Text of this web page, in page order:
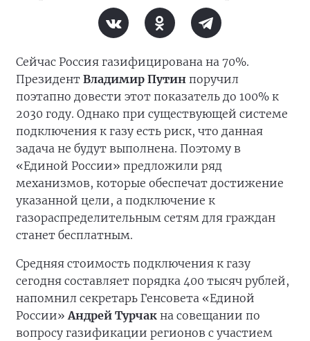
Сейчас Россия газифицирована на 70%.
Президент Владимир Путин поручил
поэтапно довести этот показатель до 100% к
2030 году. Однако при существующей системе
подключения к газу есть риск, что данная
задача не будут выполнена. Поэтому в
«Единой России» предложили ряд
механизмов, которые обеспечат достижение
указанной цели, а подключение к
газораспределительным сетям для граждан
станет бесплатным.
Средняя стоимость подключения к газу
сегодня составляет порядка 400 тысяч рублей,
напомнил секретарь Генсовета «Единой
России»Андрей Турчак на совещании по
вопросу газификации регионов с участием